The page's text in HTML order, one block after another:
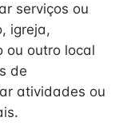
serviços ou
igreja,
ou outro local
de
atividades ou